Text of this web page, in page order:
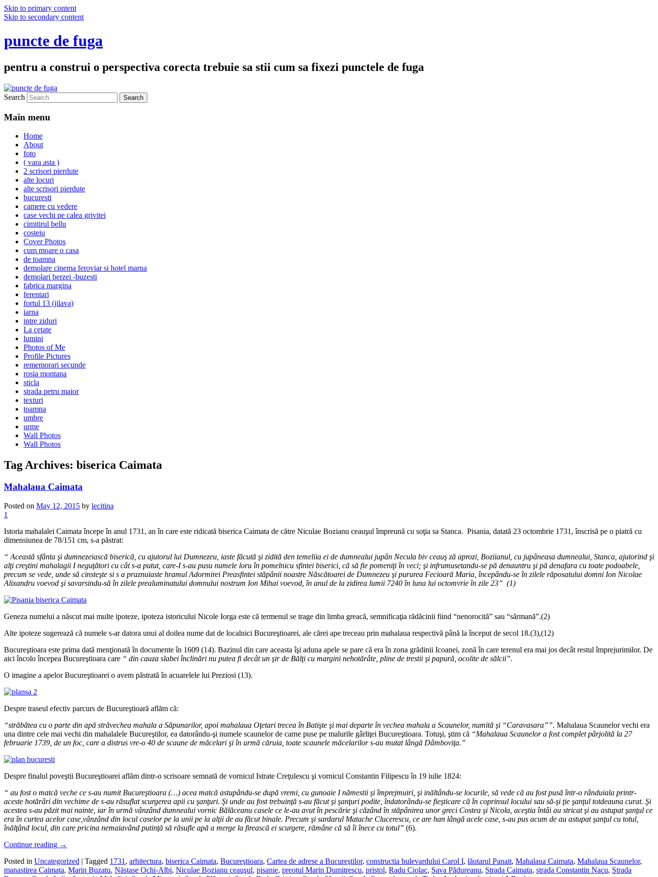
Skip to primary content
Skip to secondary content
puncte de fuga
pentru a construi o perspectiva corecta trebuie sa stii cum sa fixezi punctele de fuga
Search
Main menu
Home
About
foto
( vara asta )
2 scrisori pierdute
alte locuri
alte scrisori pierdute
bucuresti
camere cu vedere
case vechi pe calea grivitei
cimitirul bellu
costeiu
Cover Photos
cum moare o casa
de toamna
demolare cinema feroviar si hotel marna
demolari berzei -buzesti
fabrica margina
ferentari
fortul 13 (jilava)
iarna
intre ziduri
La cetate
lumini
Photos of Me
Profile Pictures
rememorari secunde
rosia montana
sticla
strada petru maior
texturi
toamna
umbre
urme
Wall Photos
Wall Photos
Tag Archives: biserica Caimata
Mahalaua Caimata
Posted on May 12, 2015 by lecitina
1
Istoria mahalalei Caimata începe în anul 1731, an în care este ridicată biserica Caimata de către Niculae Bozianu ceauşul împreună cu soţia sa Stanca. Pisania, datată 23 octombrie 1731, înscrisă pe o piatră cu
dimensiunea de 78/151 cm, s-a păstrat:
“ Această sfânta şi dumnezeiască biserică, cu ajutorul lui Dumnezeu, iaste făcută şi zidită den temeliia ei de dumnealui jupân Necula biv ceauş ză aprozi, Boziianul, cu jupâneasa dumnealui, Stanca, ajutorind şi
alţi creştini mahalagii I neguţători cu cât s-a putut, care-I s-au pusu numele loru în pomelnicu sfintei biserici, că să fie pomeniţi în veci; şi infrumusetandu-se pă denauntru şi pă denafara cu toate podoabele,
precum se vede, unde să cinsteşte si s a praznuiaste hramul Adormirei Preasfintei stăpânii noastre Născătoarei de Dumnezeu şi pururea Fecioară Maria, începându-se în zilele răposatului domni Ion Nicolae
Alixandru voevod şi savarsindu-să în zilele prealuminatului domnului nostrum Ion Mihai voevod, în anul de la zidirea lumii 7240 în luna lui octomvrie în zile 23” (1)
Geneza numelui a născut mai multe ipoteze, ipoteza istoricului Nicole Iorga este că termenul se trage din limba greacă, semnificaţia rădăcinii fiind “nenorocită” sau “sărmană”.(2)
Alte ipoteze sugerează că numele s-ar datora unui al doilea nume dat de localnici Bucureştioarei, ale cărei ape treceau prin mahalaua respectivă până la început de secol 18.(3),(12)
Bucureştioara este prima dată menţionată în documente în 1609 (14). Bazinul din care aceasta îşi aduna apele se pare că era în zona grădinii Icoanei, zonă în care terenul era mai jos decât restul împrejurimilor. De
aici încolo începea Bucureştioara care “ din cauza slabei înclinări nu putea fi decât un şir de Bălţi cu margini nehotărâte, pline de trestii şi papură, ocolite de sălcii”.
O imagine a apelor Bucureştioarei o avem păstrată în acuarelele lui Preziosi (13).
Despre traseul efectiv parcurs de Bucureştioară aflăm că:
“străbătea cu o parte din apă străvechea mahala a Săpunarilor, apoi mahalaua Oţetari trecea în Batişte şi mai departe în vechea mahala a Scaunelor, numită şi “Caravasara””. Mahalaua Scaunelor vechi era
una dintre cele mai vechi din mahalalele Bucureştilor, ea datorându-şi numele scaunelor de carne puse pe malurile gârliţei Bucureştioara. Totuşi, ştim că “Mahalaua Scaunelor a fost complet pârjolită la 27
februarie 1739, de un foc, care a distrus vre-o 40 de scaune de măcelari şi în urmă căruia, toate scaunele măcelarilor s-au mutat lângă Dâmboviţa.”
Despre finalul poveştii Bucureştioarei aflăm dintr-o scrisoare semnată de vornicul Istrate Creţulescu şi vornicul Constantin Filipescu în 19 iulie 1824:
“ au fost o matcă veche ce s-au numit Bucureştioara (…) acea matcă astupându-se după vremi, cu gunoaie I nămestii şi împrejmuiri, şi inăltându-se locurile, să vede că au fost pusă într-o rânduiala printr-
aceste hotărâri din vechime de s-au răsuflat scurgerea apii cu şanţuri. Şi unde au fost trebuinţă s-au făcut şi şanţuri podite, îndatorându-se fieşticare că în coprinsul locului sau să-şi ţie şanţul totdeauna curat. Şi
acestea s-au păzit mai nainte, iar în urmă vânzând dumnealui vornic Bălăceanu casele ce le-au avut în pescărie şi căzând în stăpânirea unor greci Costea şi Nicola, aceştia întâi au stricat şi au astupat şanţul ce
era în curtea acelor case,vânzând din locul caselor pe la unii pe la alţii de au făcut binale. Precum şi sardarul Matache Clucerescu, ce are han lângă acele case, s-au pus acum de au astupat şanţul cu totul,
înălţând locul, din care pricina nemaiavând putinţă să răsufle apă a merge la firească ei scurgere, rămâne că să îi înece cu totul” (6).
Continue reading →
Posted in Uncategorized | Tagged 1731 , arhitectura, biserica Caimata, Bucureştioara, Cartea de adrese a Bucureştilor, constructia bulevardului Carol I, lăutarul Panait, Mahalaua Caimata, Mahalaua Scaunelor,
manastirea Caimata, Marin Buzatu, Năstase Ochi-Albi, Niculae Bozianu ceauşul, pisanie, preotul Marin Dumitrescu, pristol, Radu Ciolac, Sava Pădureanu, Strada Caimata, strada Constantin Nacu, Strada